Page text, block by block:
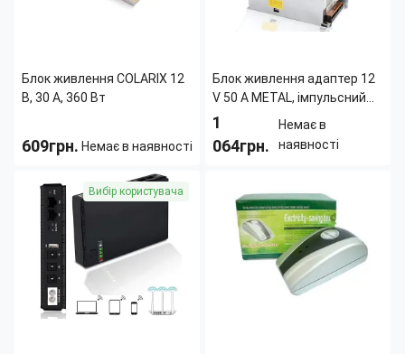
Блок живлення COLARIX 12
В, 30 А, 360 Вт
609грн. Немає в наявності
Страна производитель:Китай
Блок живлення адаптер 12
V 50 A METAL, імпульсний
інвертор живлення 600 W з
трансформатор LED-
1
064грн.
Немає в
наявності
Длина:240 мм
Ширина:125 мм
Вес:1.1 кг
Высота:65 мм
Вибір користувача